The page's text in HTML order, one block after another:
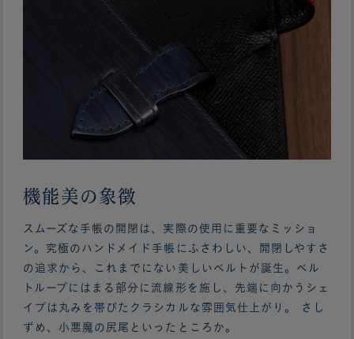
機能美の象徴
スムーズな手帳の開閉は、実際の使用に重要なミッショ
ン。究極のハンドメイド手帳にふさわしい、開閉しやすさ
の追求から、これまでにない美しいベルトが誕生。ベル
トループにはまる部分に流線形を施し、先端に向かうシェ
イプは丸みを帯びたクラシカルな雰囲気仕上がり。 さし
ずめ、小悪魔の尻尾といったところか。